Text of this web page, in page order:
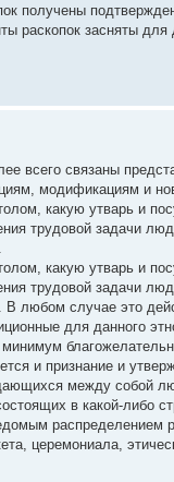
получены
раскопок засняты
всего связаны
модификациям и
какую утварь и
трудовой задачи
какую утварь и
трудовой задачи
В любом случае это
для данного
и признание и
между собой
в какой-либо
распределением
церемониала,